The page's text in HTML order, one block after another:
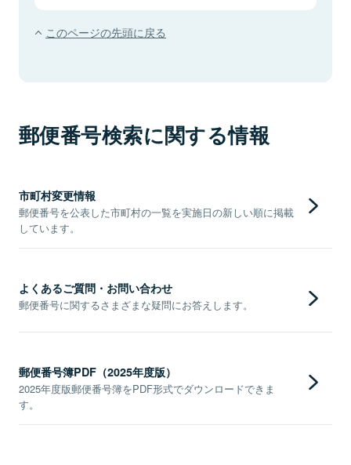
このページの先頭に戻る
郵便番号検索に関する情報
市町村変更情報
郵便番号を公表した市町村の一覧を実施日の新しい順に掲載
しています。
よくあるご質問・お問い合わせ
郵便番号に関するさまざまな疑問にお答えします。
郵便番号簿PDF（2025年度版）
2025年度版郵便番号簿をPDF形式でダウンロードできま
す。